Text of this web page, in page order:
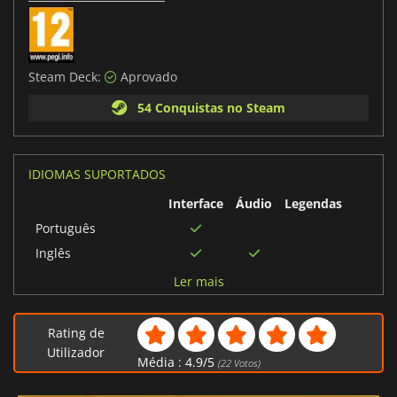
Steam Deck:
Aprovado
54 Conquistas no Steam
IDIOMAS SUPORTADOS
Interface
Áudio
Legendas
Português
Inglês
Turco
Ucraniano
Russo
Ler mais
Rating de
Utilizador
Média : 4.9/5 (22Votos)